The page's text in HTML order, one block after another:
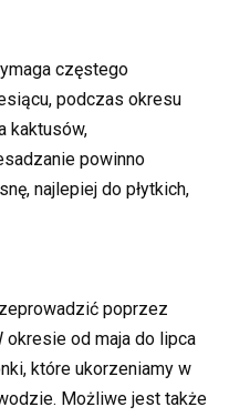
częstego
podczas okresu
kaktusów,
powinno
najlepiej do płytkich,
poprzez
okresie od maja do lipca
które ukorzeniamy w
Możliwe jest także